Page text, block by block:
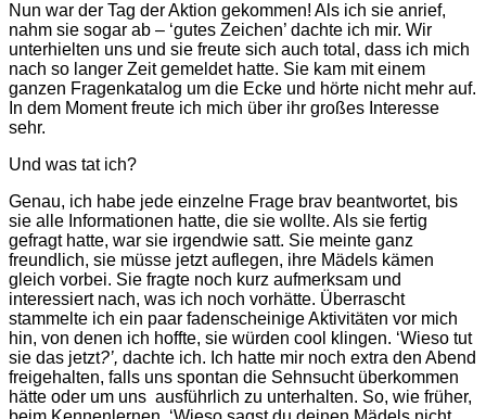
Nun war der Tag der Aktion gekommen! Als ich sie anrief,
nahm sie sogar ab – ‘gutes Zeichen’ dachte ich mir. Wir
unterhielten uns und sie freute sich auch total, dass ich mich
nach so langer Zeit gemeldet hatte. Sie kam mit einem
ganzen Fragenkatalog um die Ecke und hörte nicht mehr auf.
In dem Moment freute ich mich über ihr großes Interesse
sehr.
Und was tat ich?
Genau, ich habe jede einzelne Frage brav beantwortet, bis
sie alle Informationen hatte, die sie wollte. Als sie fertig
gefragt hatte, war sie irgendwie satt. Sie meinte ganz
freundlich, sie müsse jetzt auflegen, ihre Mädels kämen
gleich vorbei. Sie fragte noch kurz aufmerksam und
interessiert nach, was ich noch vorhätte. Überrascht
stammelte ich ein paar fadenscheinige Aktivitäten vor mich
hin, von denen ich hoffte, sie würden cool klingen. ‘Wieso tut
sie das jetzt?’, dachte ich. Ich hatte mir noch extra den Abend
freigehalten, falls uns spontan die Sehnsucht überkommen
hätte oder um uns ausführlich zu unterhalten. So, wie früher,